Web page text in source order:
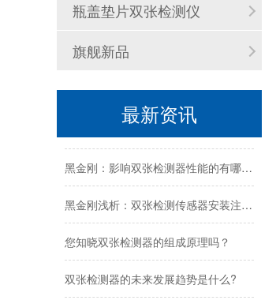
瓶盖垫片双张检测仪
旗舰新品
最新资讯
2026年五一劳动节放假通知
黑金刚2026年春节放假通知
黑金刚双张检测器：精准检测，助力工业生产
您知晓双张检测器的组成原理吗？
双张检测器的未来发展趋势是什么?